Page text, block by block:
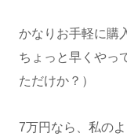
かなりお手軽に購
ちょっと早くやっ
ただけか？）
7万円なら、私の